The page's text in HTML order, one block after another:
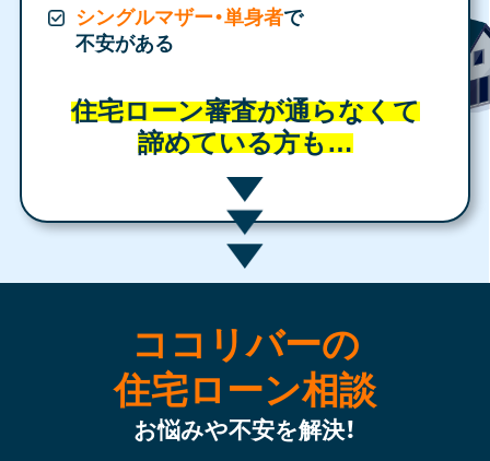
シングルマザー・単身者で
不安がある
住宅ローン審査が通らなくて
諦めている方も…
ココリバーの
住宅ローン相談
お悩みや不安を解決！